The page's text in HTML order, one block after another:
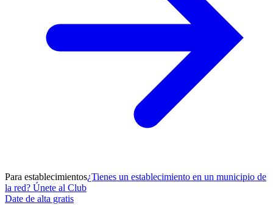
Para establecimientos¿Tienes un establecimiento en un municipio de
la red? Únete al Club
Date de alta gratis